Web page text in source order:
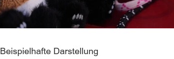
Beispielhafte Darstellung